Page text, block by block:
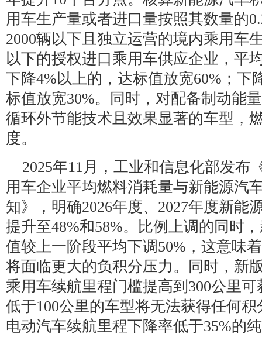
用车生产量或者进口量按照其数量的
2000辆以下且独立运营的境内乘用车
以下的授权进口乘用车供应企业，平
下降4%以上的，达标值放宽60%；下
标值放宽30%。同时，对配备制动能
循环外节能技术且效果显著的车型，
度。
2025年11月，工业和信息化部发布
用车企业平均燃料消耗量与新能源汽
知》，明确2026年度、2027年度新能
提升至48%和58%。比例上调的同时
值较上一阶段平均下调50%，这意味
将面临更大的负积分压力。同时，新
乘用车续航里程门槛提高到300公里
低于100公里的车型将无法获得任何
电动汽车续航里程下降率低于35%的